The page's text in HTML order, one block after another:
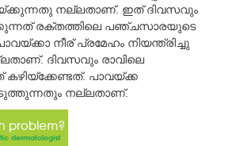
നല്ലതാണ്. ഇത് ദിവസവും
രക്തത്തിലെ പഞ്ചസാരയുടെ
നീര് പ്രമേഹം നിയന്ത്രിച്ചു
ദിവസവും രാവിലെ
പാവയ്ക്ക
നല്ലതാണ്.